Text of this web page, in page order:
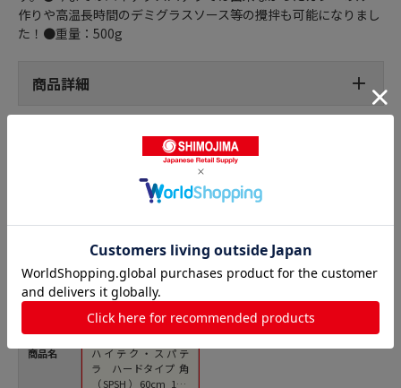
作りや高温長時間のデミグラスソース等の攪拌も可能になりまし
た！●重量：500g
商品詳細
スパチュラの人気商品との比較
商品名
ハイテク・スパテ
ラ ハードタイプ 角
（SPSH）60cm 1個